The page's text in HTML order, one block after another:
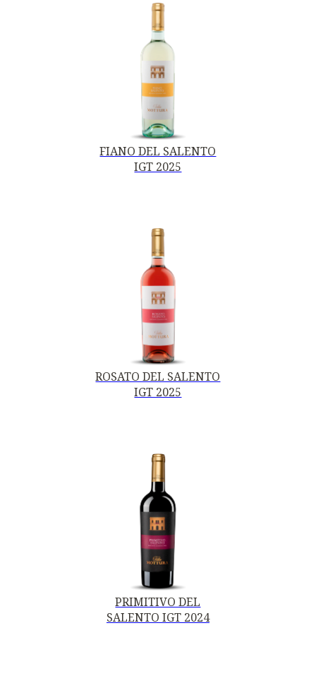
FIANO DEL SALENTO
IGT 2025
ROSATO DEL SALENTO
IGT 2025
PRIMITIVO DEL
SALENTO IGT 2024